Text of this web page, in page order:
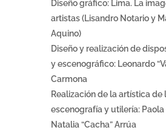
Diseño gráfico: Lima. La
artistas (Lisandro Notario y
Aquino)
Diseño y realización de
y escenográfico: Leonardo
Carmona
Realización de la artística de
escenografía y utilería: Paola
Natalia “Cacha” Arrúa